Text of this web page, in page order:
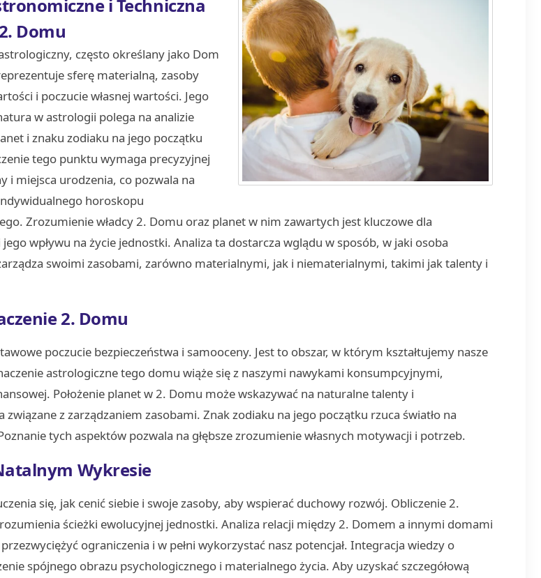
i Techniczna
Domu
często określany jako Dom
sferę materialną, zasoby
i poczucie własnej wartości. Jego
w astrologii polega na analizie
i znaku zodiaku na jego początku
tego punktu wymaga precyzyjnej
i miejsca urodzenia, co pozwala na
horoskopu
Zrozumienie władcy 2. Domu oraz planet w nim zawartych jest kluczowe dla
wpływu na życie jednostki. Analiza ta dostarcza wglądu w sposób, w jaki osoba
swoimi zasobami, zarówno materialnymi, jak i niematerialnymi, takimi jak talenty i
2. Domu
poczucie bezpieczeństwa i samooceny. Jest to obszar, w którym kształtujemy nasze
astrologiczne tego domu wiąże się z naszymi nawykami konsumpcyjnymi,
Położenie planet w 2. Domu może wskazywać na naturalne talenty i
z zarządzaniem zasobami. Znak zodiaku na jego początku rzuca światło na
tych aspektów pozwala na głębsze zrozumienie własnych motywacji i potrzeb.
Wykresie
się, jak cenić siebie i swoje zasoby, aby wspierać duchowy rozwój. Obliczenie 2.
ścieżki ewolucyjnej jednostki. Analiza relacji między 2. Domem a innymi domami
ograniczenia i w pełni wykorzystać nasz potencjał. Integracja wiedzy o
spójnego obrazu psychologicznego i materialnego życia. Aby uzyskać szczegółową